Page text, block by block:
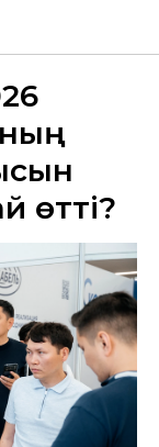
өтті?